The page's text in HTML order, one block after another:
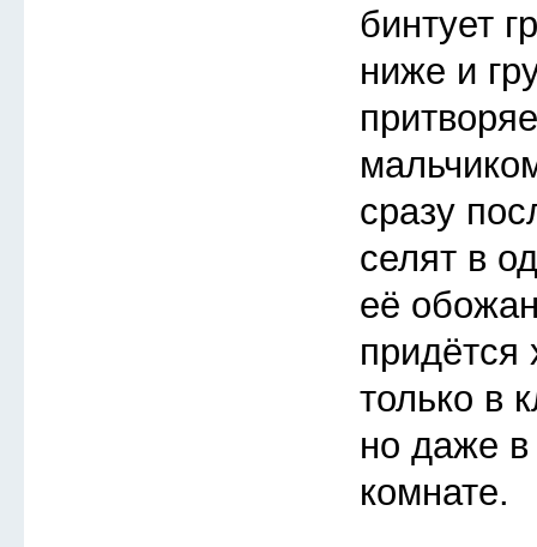
бинтует
ниже и
сразу
селят в
её
придётся
только в
но даже в
комнате.